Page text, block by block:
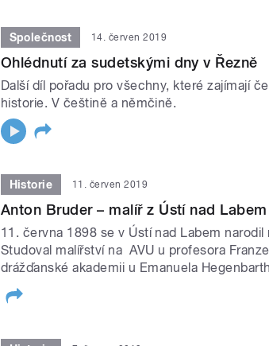
Společnost 14. červen 2019
Ohlédnutí za sudetskými dny v Řezně
Další díl pořadu pro všechny, které zajímají
historie. V češtině a němčině.
Historie 11. červen 2019
Anton Bruder – malíř z Ústí nad Labem
11. června 1898 se v Ústí nad Labem narodil
Studoval malířství na AVU u profesora
drážďanské akademii u Emanuela